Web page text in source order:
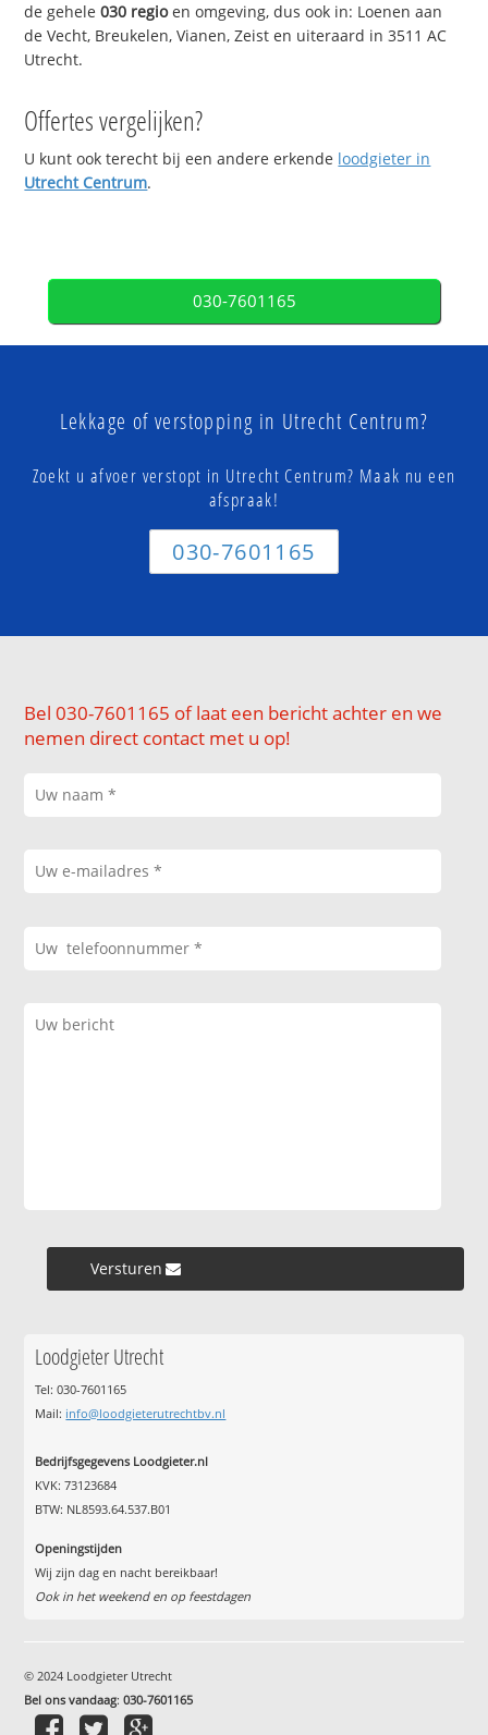
de gehele030 regioen omgeving, dus ook in: Loenen aan
de Vecht, Breukelen, Vianen, Zeist en uiteraard in 3511 AC
Utrecht.
Offertes vergelijken?
U kunt ook terecht bij een andere erkende loodgieter in
Utrecht Centrum.
030-7601165
Lekkage of verstopping in Utrecht Centrum?
Zoekt u afvoer verstopt in Utrecht Centrum? Maak nu een
afspraak!
030-7601165
Bel 030-7601165 of laat een bericht achter en we
nemen direct contact met u op!
Versturen »
Loodgieter Utrecht
Tel: 030-7601165
Mail: info@loodgieterutrechtbv.nl
Bedrijfsgegevens Loodgieter.nl
KVK: 73123684
BTW: NL8593.64.537.B01
Openingstijden
Wij zijn dag en nacht bereikbaar!
Ook in het weekend en op feestdagen
© 2024 Loodgieter Utrecht
Bel ons vandaag:030-7601165